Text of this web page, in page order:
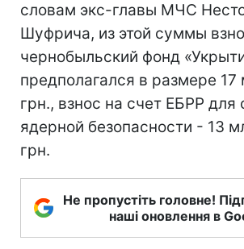
словам экс-главы МЧС
Шуфрича, из этой суммы
чернобыльский фонд
предполагался в размере 17
грн., взнос на счет ЕБРР для
ядерной безопасности - 13
грн.
Не пропустіть головне!
наші оновлення в